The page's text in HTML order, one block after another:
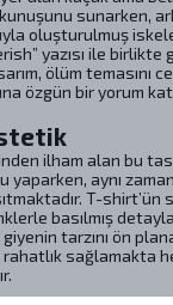
sunarken,
oluşturulmuş
yazısı ile
ölüm temasını
özgün bir yorum
ilham alan bu
yaparken, aynı
T-
basılmış
tarzını ön
sağlamakta